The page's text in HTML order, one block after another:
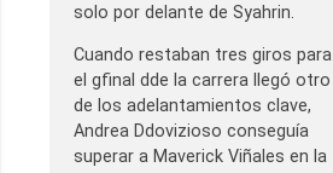
solo por delante de Syahrin.
Cuando restaban tres giros para
el gfinal dde la carrera llegó otro
de los adelantamientos clave,
Andrea Ddovizioso conseguía
superar a Maverick Viñales en la